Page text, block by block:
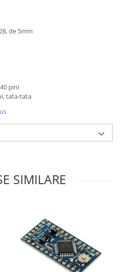
de 5mm
pini
tata-tata
SIMILARE